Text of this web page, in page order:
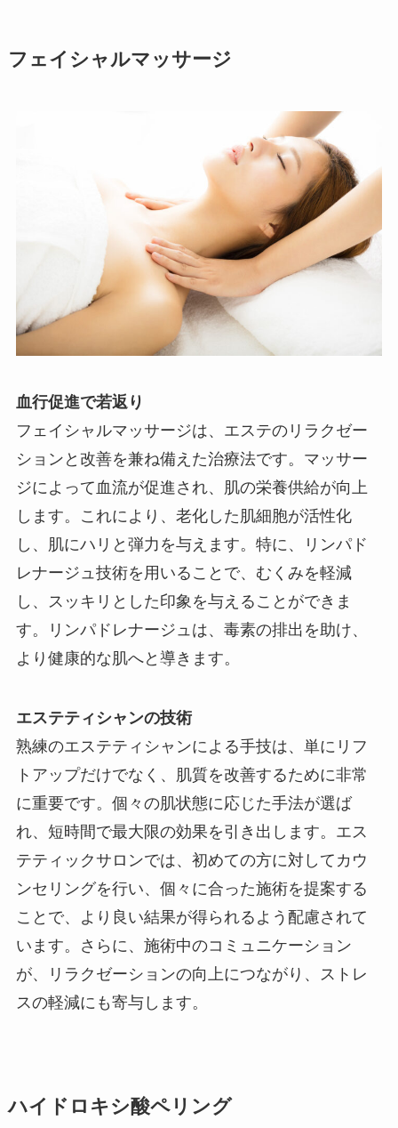
フェイシャルマッサージ
血行促進で若返り
フェイシャルマッサージは、エステのリラクゼー
ションと改善を兼ね備えた治療法です。マッサー
ジによって血流が促進され、肌の栄養供給が向上
します。これにより、老化した肌細胞が活性化
し、肌にハリと弾力を与えます。特に、リンパド
レナージュ技術を用いることで、むくみを軽減
し、スッキリとした印象を与えることができま
す。リンパドレナージュは、毒素の排出を助け、
より健康的な肌へと導きます。
エステティシャンの技術
熟練のエステティシャンによる手技は、単にリフ
トアップだけでなく、肌質を改善するために非常
に重要です。個々の肌状態に応じた手法が選ば
れ、短時間で最大限の効果を引き出します。エス
テティックサロンでは、初めての方に対してカウ
ンセリングを行い、個々に合った施術を提案する
ことで、より良い結果が得られるよう配慮されて
います。さらに、施術中のコミュニケーション
が、リラクゼーションの向上につながり、ストレ
スの軽減にも寄与します。
ハイドロキシ酸ペリング